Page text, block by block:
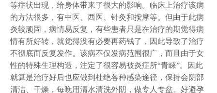
等症状出现，给身体带来了很大的影响。临床上治疗该病
的方法很多，有中医、西医、针灸和按摩等。但由于此病
炎较顽固，病情易反复，有些患者只是在治疗的期觉得病
情有所好转，就觉得没有必要再药钱了，因此导致了治疗
不彻底而反复发作。该病不仅发病范围很广，而且由于女
性的特殊生理构造，注定了很容易被炎症所“青睐”。因此
就算是治疗好后也应做到杜绝各种感染途径，保持会阴部
清洁、干燥，每晚用清水清洗外阴，做专人专盆。好避孕